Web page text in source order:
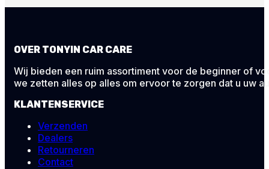
OVER TONYIN CAR CARE
Wij bieden een ruim assortiment voor de beginner of
we zetten alles op alles om ervoor te zorgen dat u uw
KLANTENSERVICE
Verzenden
Dealers
Retourneren
Contact